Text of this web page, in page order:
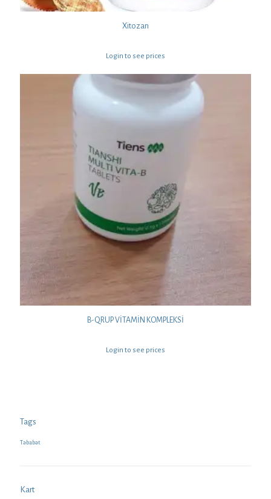
Xitozan
Login to see prices
B-QRUP VİTAMİN KOMPLEKSİ
Login to see prices
Tags
Təbabət
Kart